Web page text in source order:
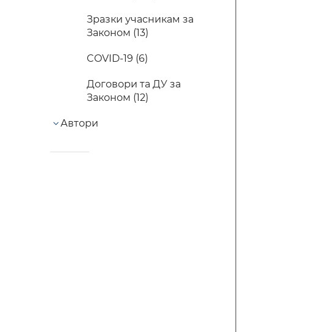
Зразки учасникам за
Законом (13)
COVID-19 (6)
Договори та ДУ за
Законом (12)
Автори